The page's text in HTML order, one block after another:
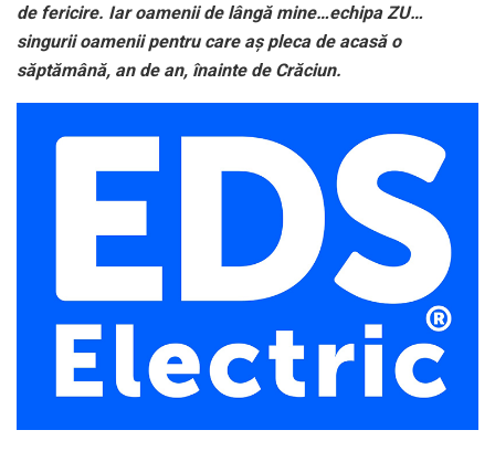
de fericire. Iar oamenii de lângă mine…echipa ZU…
singurii oamenii pentru care aș pleca de acasă o
săptămână, an de an, înainte de Crăciun.